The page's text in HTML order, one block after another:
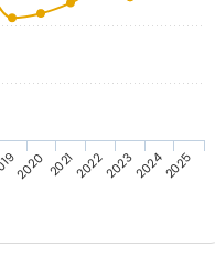
2020 20212022202320242025